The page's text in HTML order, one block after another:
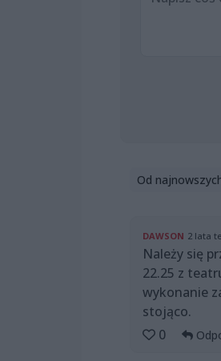
Od
DAWSON 2 lata
Należy się
22.25 z
wykonanie
stojąco.
0